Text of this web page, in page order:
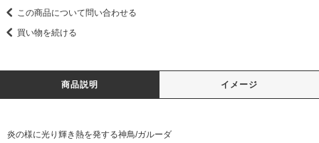
この商品について問い合わせる
買い物を続ける
商品説明 イメージ
炎の様に光り輝き熱を発する神鳥/ガルーダ